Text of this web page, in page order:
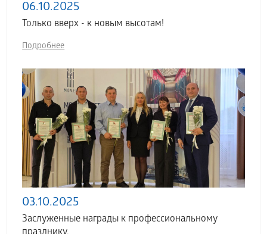
06.10.2025
Только вверх - к новым высотам!
Подробнее
03.10.2025
Заслуженные награды к профессиональному